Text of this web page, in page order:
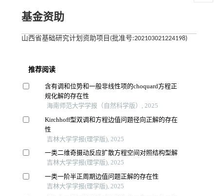
基金资助
山西省基础研究计划资助项目(批准号:202103021224198)